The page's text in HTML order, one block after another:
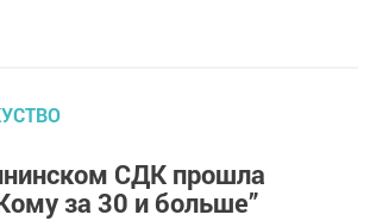
СДК прошла
за 30 и больше”